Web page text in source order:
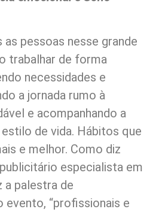
as pessoas nesse grande
trabalhar de forma
necessidades e
a jornada rumo à
e acompanhando a
de vida. Hábitos que
e melhor. Como diz
especialista em
a palestra de
evento, “profissionais e